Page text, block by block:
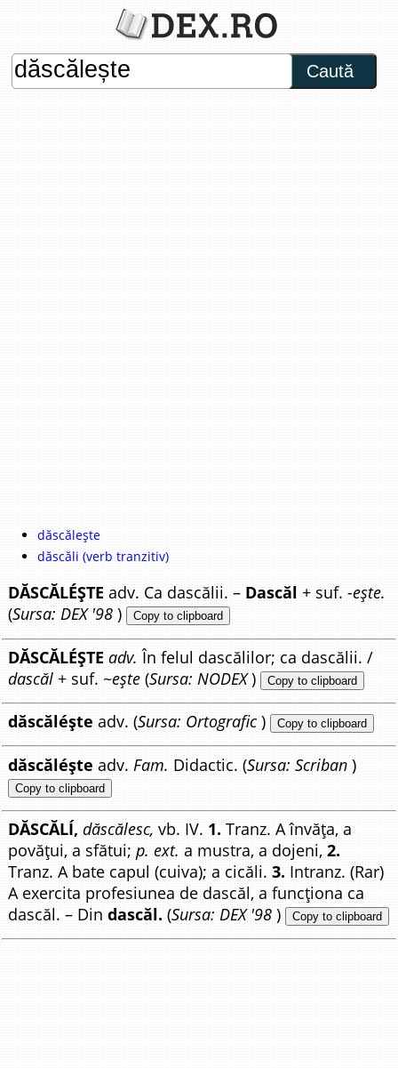
Caută
dăscălește
dăscăli (verb tranzitiv)
DĂSCĂLÉȘTE adv. Ca dascălii. – Dascăl + suf.-ește.
(Sursa: DEX '98 ) Copy to clipboard
DĂSCĂLÉȘTE adv. În felul dascălilor; ca dascălii. /
dascăl + suf. ~ește (Sursa: NODEX) Copy to clipboard
dăscăléște adv. (Sursa: Ortografic ) Copy to clipboard
dăscăléște adv. Fam. Didactic. (Sursa: Scriban )
Copy to clipboard
DĂSCĂLÍ, dăscălesc, vb. IV. 1. Tranz. A învăța, a
povățui, a sfătui;p. ext. a mustra, a dojeni,2.
Tranz. A bate capul (cuiva); a cicăli.3. Intranz. (Rar)
A exercita profesiunea de dascăl, a funcționa ca
dascăl. – Dindascăl. (Sursa: DEX '98 ) Copy to clipboard